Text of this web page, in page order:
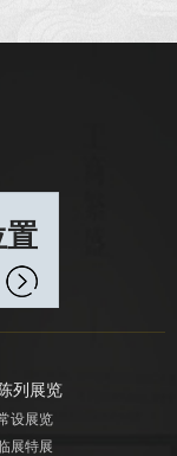
置
陈列展览
设展览
展特展